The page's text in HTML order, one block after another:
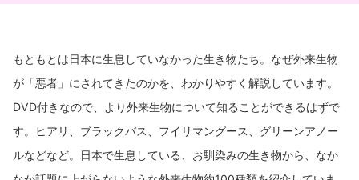
もともとは日本に生息していなかった生き物たち。なぜ外来生物
が「悪者」にされてきたのかを、わかりやすく解説しています。
DVD付きなので、より外来生物について知ることができるはずで
す。ヒアリ、ブラックバス、フイリマングース、グリーンアノー
ルなどなど。日本で生息している、お馴染みの生き物から、なか